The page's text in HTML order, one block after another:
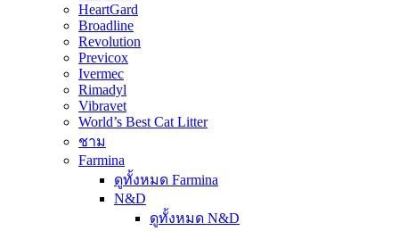
HeartGard
Broadline
Revolution
Previcox
Ivermec
Rimadyl
Vibravet
World’s Best Cat Litter
ชาม
Farmina
ดูทั้งหมด Farmina
N&D
ดูทั้งหมด N&D